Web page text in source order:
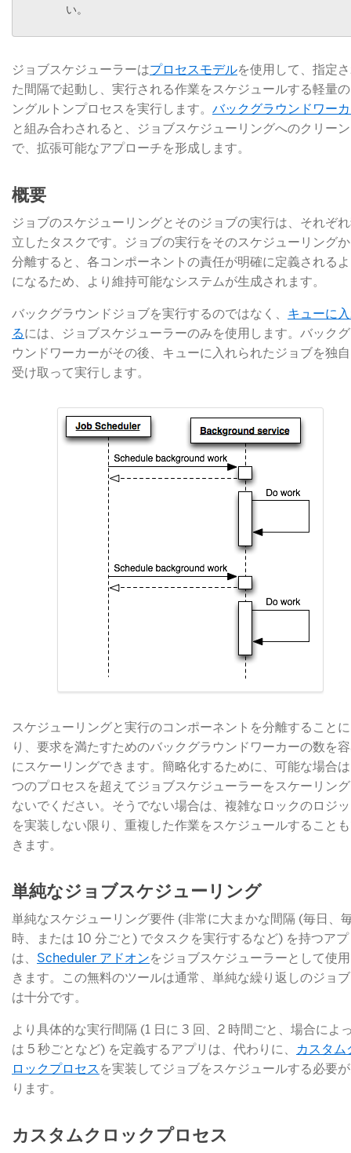
い。
ジョブスケジューラーはプロセスモデルを使用して、指定
た間隔で起動し、実行される作業をスケジュールする軽量
ングルトンプロセスを実行します。 バックグラウンドワー
と組み合わされると、ジョブスケジューリングへのクリーン
で、拡張可能なアプローチを形成します。
概要
ジョブのスケジューリングとそのジョブの実行は、それぞ
立したタスクです。ジョブの実行をそのスケジューリング
分離すると、各コンポーネントの責任が明確に定義される
になるため、より維持可能なシステムが生成されます。
バックグラウンドジョブを実行するのではなく、 キューに
るには、ジョブスケジューラーのみを使用します。バック
ウンドワーカーがその後、キューに入れられたジョブを独
受け取って実行します。
スケジューリングと実行のコンポーネントを分離すること
り、要求を満たすためのバックグラウンドワーカーの数を
にスケーリングできます。簡略化するために、可能な場合
つのプロセスを超えてジョブスケジューラーをスケーリン
ないでください。そうでない場合は、複雑なロックのロジ
を実装しない限り、重複した作業をスケジュールすること
きます。
単純なジョブスケジューリング
単純なスケジューリング要件 (非常に大まかな間隔 (毎日、
時、または 10 分ごと) でタスクを実行するなど) を持つア
は、 Scheduler アドオンをジョブスケジューラーとして使
きます。この無料のツールは通常、単純な繰り返しのジョ
は十分です。
より具体的な実行間隔 (1 日に 3 回、2 時間ごと、場合によ
は 5 秒ごとなど) を定義するアプリは、代わりに、 カスタム
ロックプロセスを実装してジョブをスケジュールする必要
ります。
カスタムクロックプロセス